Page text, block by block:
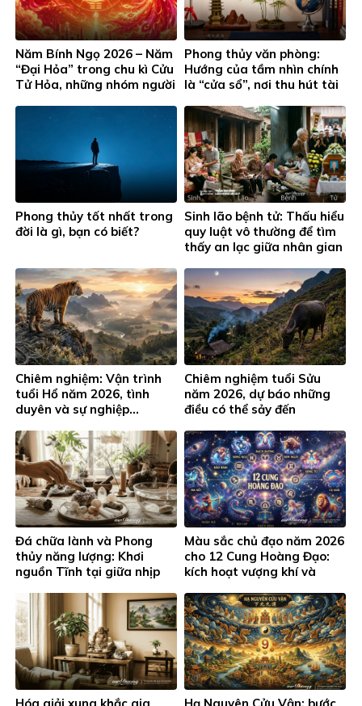
Năm Bính Ngọ 2026 – Năm
“Đại Hỏa” trong chu kì Cửu
Tử Hỏa, những nhóm người
Phong thủy văn phòng:
Hướng của tầm nhìn chính
là “cửa sổ”, nơi thu hút tài
Phong thủy tốt nhất trong
đời là gì, bạn có biết?
Sinh lão bệnh tử: Thấu hiểu
quy luật vô thường để tìm
thấy an lạc giữa nhân gian
Chiêm nghiệm: Vận trình
tuổi Hổ năm 2026, tình
duyên và sự nghiệp…
Chiêm nghiệm tuổi Sửu
năm 2026, dự báo những
điều có thể sảy đến
Đá chữa lành và Phong
thủy năng lượng: Khơi
nguồn Tĩnh tại giữa nhịp
Màu sắc chủ đạo năm 2026
cho 12 Cung Hoàng Đạo:
kích hoạt vượng khí và